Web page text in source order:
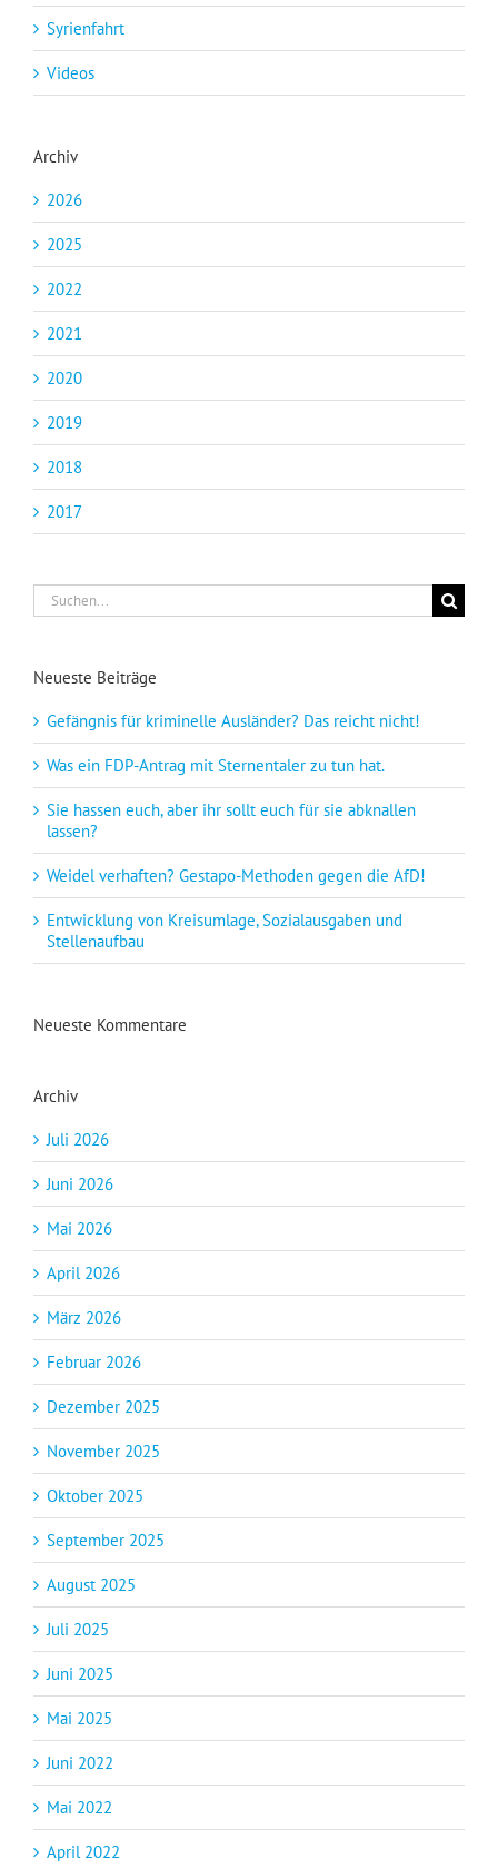
Syrienfahrt
Videos
Archiv
2026
2025
2022
2021
2020
2019
2018
2017
Suche
nach:
Neueste Beiträge
Gefängnis für kriminelle Ausländer? Das reicht nicht!
Was ein FDP-Antrag mit Sternentaler zu tun hat.
Sie hassen euch, aber ihr sollt euch für sie abknallen
lassen?
Weidel verhaften? Gestapo-Methoden gegen die AfD!
Entwicklung von Kreisumlage, Sozialausgaben und
Stellenaufbau
Neueste Kommentare
Archiv
Juli 2026
Juni 2026
Mai 2026
April 2026
März 2026
Februar 2026
Dezember 2025
November 2025
Oktober 2025
September 2025
August 2025
Juli 2025
Juni 2025
Mai 2025
Juni 2022
Mai 2022
April 2022